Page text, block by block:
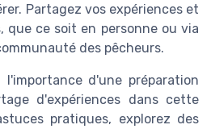
Partagez vos expériences et
que ce soit en personne ou via
des pêcheurs.
d'une préparation
d'expériences dans cette
pratiques, explorez des